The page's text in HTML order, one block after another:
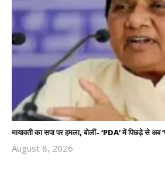
मायावती का सपा पर हमला, बोलीं- ‘PDA’ में पिछड़े से अब
August 8, 2026